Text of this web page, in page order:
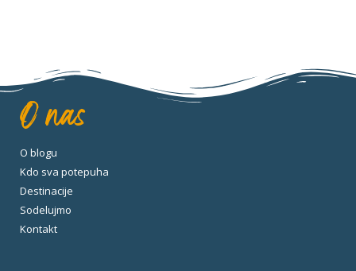
O nas
O blogu
Kdo sva potepuha
Destinacije
Sodelujmo
Kontakt